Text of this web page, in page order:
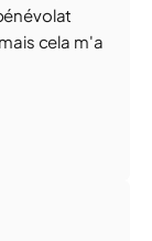
cela m'a